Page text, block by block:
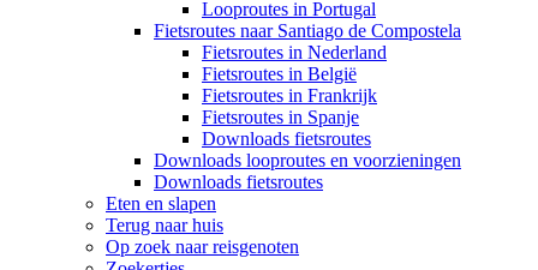
Looproutes in Portugal
Fietsroutes naar Santiago de Compostela
Fietsroutes in Nederland
Fietsroutes in België
Fietsroutes in Frankrijk
Fietsroutes in Spanje
Downloads fietsroutes
Downloads looproutes en voorzieningen
Downloads fietsroutes
Eten en slapen
Terug naar huis
Op zoek naar reisgenoten